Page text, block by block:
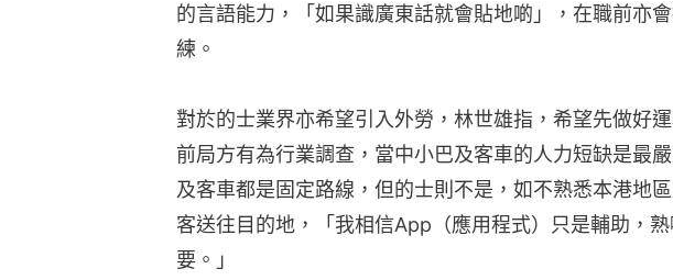
的言語能力，「如果識廣東話就會貼地啲」，在職前亦
練。
對於的士業界亦希望引入外勞，林世雄指，希望先做好
前局方有為行業調查，當中小巴及客車的人力短缺是最
及客車都是固定路線，但的士則不是，如不熟悉本港地
客送往目的地，「我相信App（應用程式）只是輔助，
要。」